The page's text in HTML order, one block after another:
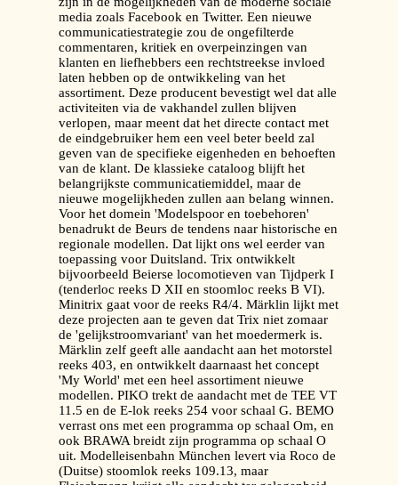
media zoals Facebook en Twitter. Een nieuwe
communicatiestrategie zou de ongefilterde
commentaren, kritiek en overpeinzingen van
klanten en liefhebbers een rechtstreekse invloed
laten hebben op de ontwikkeling van het
assortiment. Deze producent bevestigt wel dat alle
activiteiten via de vakhandel zullen blijven
verlopen, maar meent dat het directe contact met
de eindgebruiker hem een veel beter beeld zal
geven van de specifieke eigenheden en behoeften
van de klant. De klassieke cataloog blijft het
belangrijkste communicatiemiddel, maar de
nieuwe mogelijkheden zullen aan belang winnen.
Voor het domein 'Modelspoor en toebehoren'
benadrukt de Beurs de tendens naar historische en
regionale modellen. Dat lijkt ons wel eerder van
toepassing voor Duitsland. Trix ontwikkelt
bijvoorbeeld Beierse locomotieven van Tijdperk I
(tenderloc reeks D XII en stoomloc reeks B VI).
Minitrix gaat voor de reeks R4/4. Märklin lijkt met
deze projecten aan te geven dat Trix niet zomaar
de 'gelijkstroomvariant' van het moedermerk is.
Märklin zelf geeft alle aandacht aan het motorstel
reeks 403, en ontwikkelt daarnaast het concept
'My World' met een heel assortiment nieuwe
modellen. PIKO trekt de aandacht met de TEE VT
11.5 en de E-lok reeks 254 voor schaal G. BEMO
verrast ons met een programma op schaal Om, en
ook BRAWA breidt zijn programma op schaal O
uit. Modelleisenbahn München levert via Roco de
(Duitse) stoomlok reeks 109.13, maar